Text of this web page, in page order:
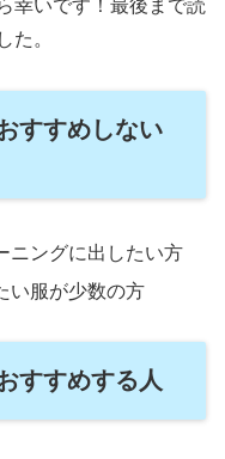
幸いです！最後まで読
た。
すすめしない
ニングに出したい方
い服が少数の方
すすめする人